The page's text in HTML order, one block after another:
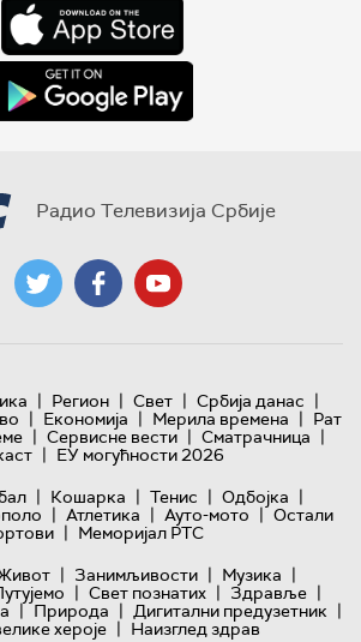
Радио Телевизија Србије
| Регион | Свет | Србија данас |
| Економија | Мерила времена | Рат
| Сервисне вести | Сматрачница |
| ЕУ могућности 2026
| Кошарка | Тенис | Одбојка |
| Атлетика | Ауто-мото | Остали
| Меморијал РТС
| Занимљивости | Музика |
| Свет познатих | Здравље |
| Природа | Дигитални предузетник |
хероје | Наизглед здрав